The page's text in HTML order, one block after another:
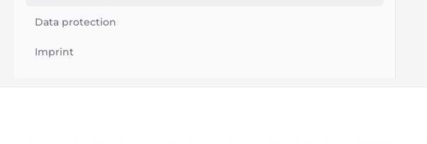
Data protection
Imprint